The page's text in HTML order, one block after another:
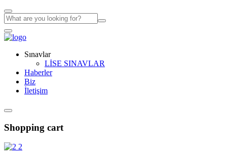
Sınavlar
LİSE SINAVLAR
Haberler
Biz
İletişim
Shopping cart